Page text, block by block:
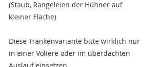
(Staub, Rangeleien der Hühner auf
kleiner Fläche)
Diese Tränkenvariante bitte wirklich nur
in einer Voliere oder im überdachten